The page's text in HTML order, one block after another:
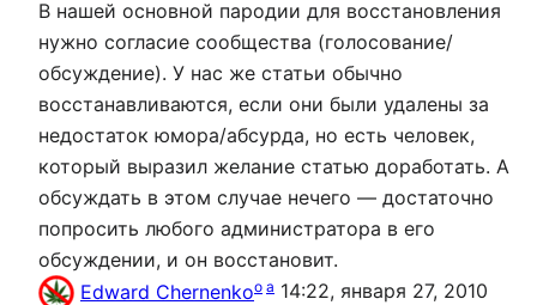
В нашей основной пародии для восстановления
нужно согласие сообщества (голосование/
обсуждение). У нас же статьи обычно
восстанавливаются, если они были удалены за
недостаток юмора/абсурда, но есть человек,
который выразил желание статью доработать. А
обсуждать в этом случае нечего — достаточно
попросить любого администратора в его
обсуждении, и он восстановит.
Edward Chernenkoo a 14:22, января 27, 2010